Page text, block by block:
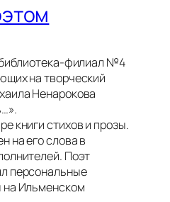
библиотека-филиал №4
на творческий
Ненарокова
книги стихов и прозы.
на его слова в
Поэт
персональные
на Ильменском